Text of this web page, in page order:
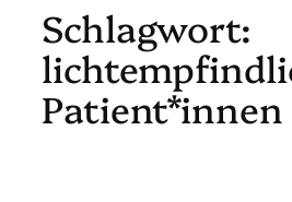
Schlagwort:
Patient*innen